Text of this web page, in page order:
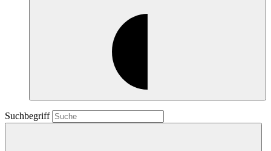
Suchbegriff